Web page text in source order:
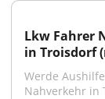
Lkw Fahrer
in Troisdorf
Werde
Nahverkehr in